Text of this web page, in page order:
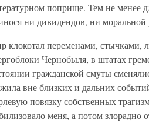
поприще. Тем не менее
ни дивидендов, ни
клокотал переменами, стычками,
Чернобыля, в штатах
гражданской смуты
вне близких и дальних
повязку собственных
меня, а потом злорадно